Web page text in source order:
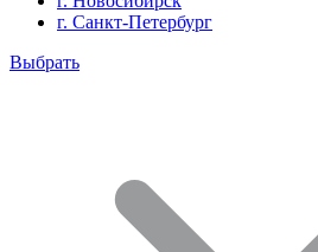
г. Санкт-Петербург
Выбрать